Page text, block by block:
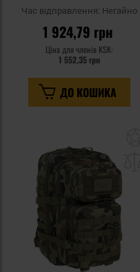
Час відправлення: Негайно
1 924,79 грн
Ціна для членів KSK:
1 552,35 грн
ДО КОШИКА